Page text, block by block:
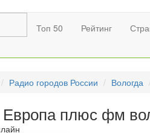
Топ 50 Рейтинг
Радио городов России Вологда
плюс фм